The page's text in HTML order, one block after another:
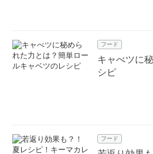
フード
キャべツに
シピ
フード